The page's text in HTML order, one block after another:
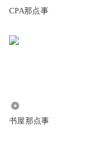
CPA那点事
书屋那点事